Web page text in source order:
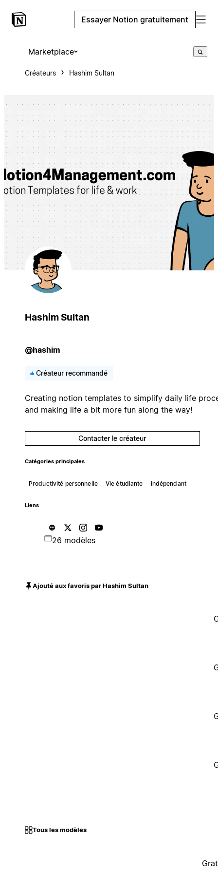
Essayer Notion gratuitement
Marketplace
Créateurs Hashim Sultan
Hashim Sultan
@hashim
Créateur recommandé
Creating notion templates to simplify daily life
and making life a bit more fun along the way!
Contacter le créateur
Catégories principales
Productivité personnelle Vie étudiante Indépendant
Liens
26 modèles
Ajouté aux favoris par Hashim Sultan
Tous les modèles